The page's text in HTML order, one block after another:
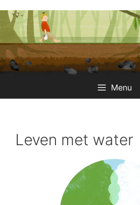
naar
inhoud
Menu
Leven met water